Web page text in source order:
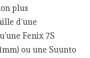
plus
d’une
Fenix 7S
ou une Suunto